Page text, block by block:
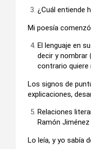
¿Cuál entiende
Mi poesía
El lenguaje en
decir y nombrar
contrario quiere
Los signos de
explicaciones,
Relaciones
Ramón Jiménez
Lo leía, y yo sabía